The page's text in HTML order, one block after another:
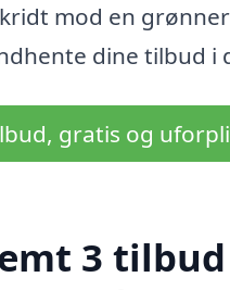
mod en
dine tilbud i
gratis og
3